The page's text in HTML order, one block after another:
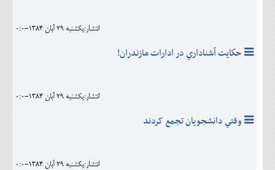
انتشار:يکشنبه 29 آبان 1384-0:0
حكايت آشناداري در ادارات مازندران!
انتشار:يکشنبه 29 آبان 1384-0:0
وقتي دانشجويان تجمع کردند
انتشار:يکشنبه 29 آبان 1384-0:0